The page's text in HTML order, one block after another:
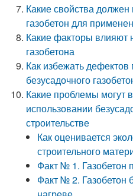
Какие свойства
газобетон для
Какие факторы влияют
газобетона
Как избежать дефектов
безусадочного
Какие проблемы могут
использовании
строительстве
Как оценивается
строительного
Факт № 1. Газобетон
Факт № 2. Газобетон